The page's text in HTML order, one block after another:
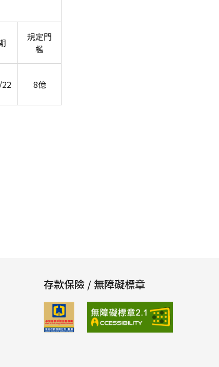
規定門
檻
8億
存款保險 / 無障礙標章